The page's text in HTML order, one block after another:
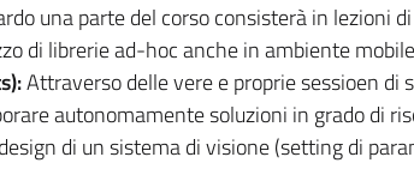
una parte del corso consisterà in lezioni
di librerie ad-hoc anche in ambiente mobile
Attraverso delle vere e proprie sessioen di
autonomamente soluzioni in grado di
di un sistema di visione (setting di